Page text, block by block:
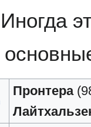
Пронтера